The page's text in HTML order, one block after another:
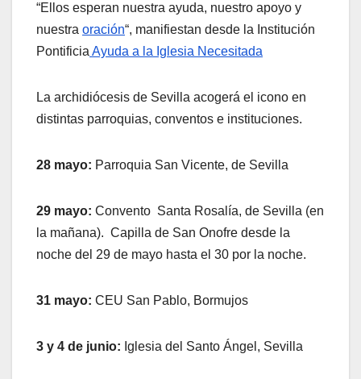
“Ellos esperan nuestra ayuda, nuestro apoyo y
nuestra oración“, manifiestan desde la Institución
Pontificia Ayuda a la Iglesia Necesitada
La archidiócesis de Sevilla acogerá el icono en
distintas parroquias, conventos e instituciones.
28 mayo: Parroquia San Vicente, de Sevilla
29 mayo: Convento Santa Rosalía, de Sevilla (en
la mañana). Capilla de San Onofre desde la
noche del 29 de mayo hasta el 30 por la noche.
31 mayo: CEU San Pablo, Bormujos
3 y 4 de junio: Iglesia del Santo Ángel, Sevilla